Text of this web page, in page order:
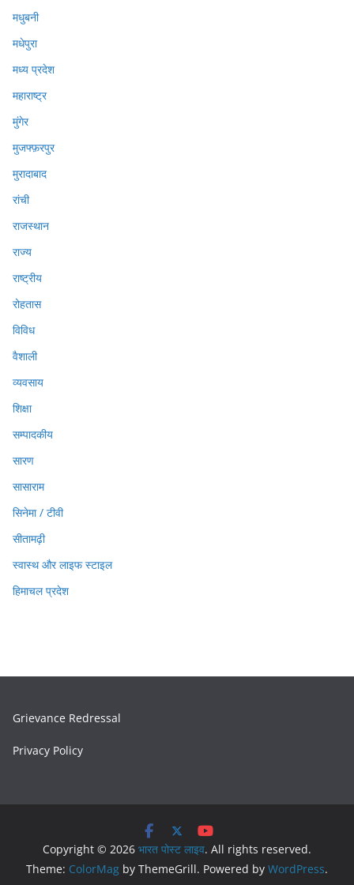
मधुबनी
मधेपुरा
मध्य प्रदेश
महाराष्ट्र
मुंगेर
मुजफ्फ़रपुर
मुरादाबाद
रांची
राजस्थान
राज्य
राष्ट्रीय
रोहतास
विविध
वैशाली
व्यवसाय
शिक्षा
सम्पादकीय
सारण
सासाराम
सिनेमा / टीवी
सीतामढ़ी
स्वास्थ और लाइफ स्टाइल
हिमाचल प्रदेश
Grievance Redressal
Privacy Policy
Copyright © 2026 भारत पोस्ट लाइव. All rights reserved.
Theme: ColorMag by ThemeGrill. Powered by WordPress.